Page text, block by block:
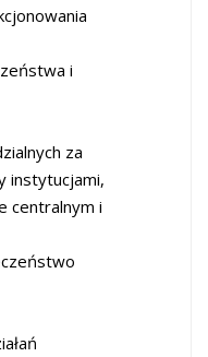
i
za
instytucjami,
centralnym i